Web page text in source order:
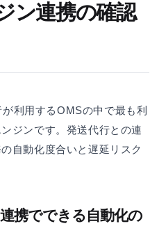
ン連携の確認
利用するOMSの中で最も利
ジンです。発送代行との連
自動化度合いと遅延リスク
携でできる自動化の